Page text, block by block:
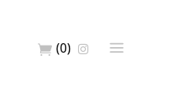
(0)